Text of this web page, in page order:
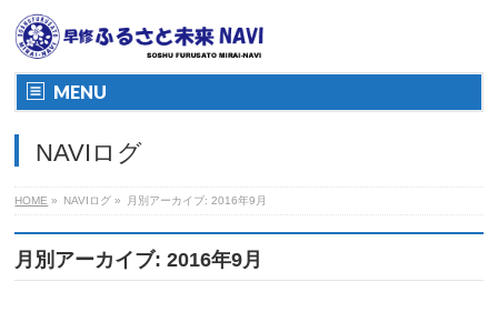
MENU
NAVIログ
HOME » NAVIログ » 月別アーカイブ: 2016年9月
月別アーカイブ: 2016年9月